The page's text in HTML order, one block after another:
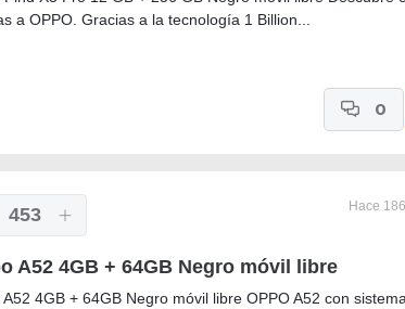
a OPPO. Gracias a la tecnología 1 Billion...
0
453 Hace
A52 4GB + 64GB Negro móvil libre
A52 4GB + 64GB Negro móvil libre OPPO A52 con